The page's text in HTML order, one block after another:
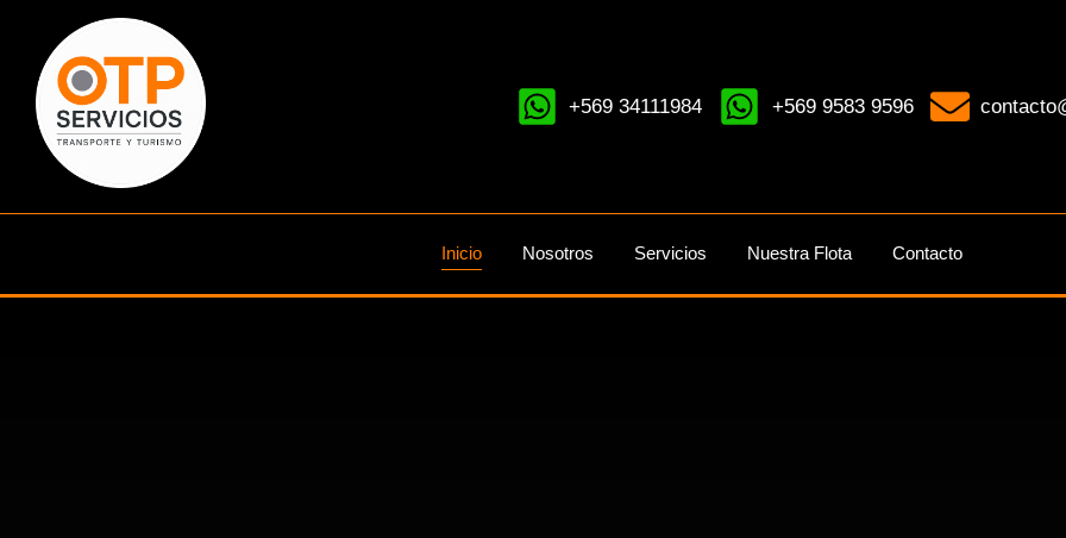
+569 34111984 +569 9583 9596
Inicio Nosotros Servicios Nuestra Flota Contacto